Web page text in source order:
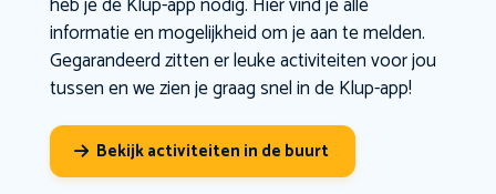
informatie en mogelijkheid om je aan te melden.
Gegarandeerd zitten er leuke activiteiten voor jou
tussen en we zien je graag snel in de Klup-app!
Bekijk activiteiten in de buurt